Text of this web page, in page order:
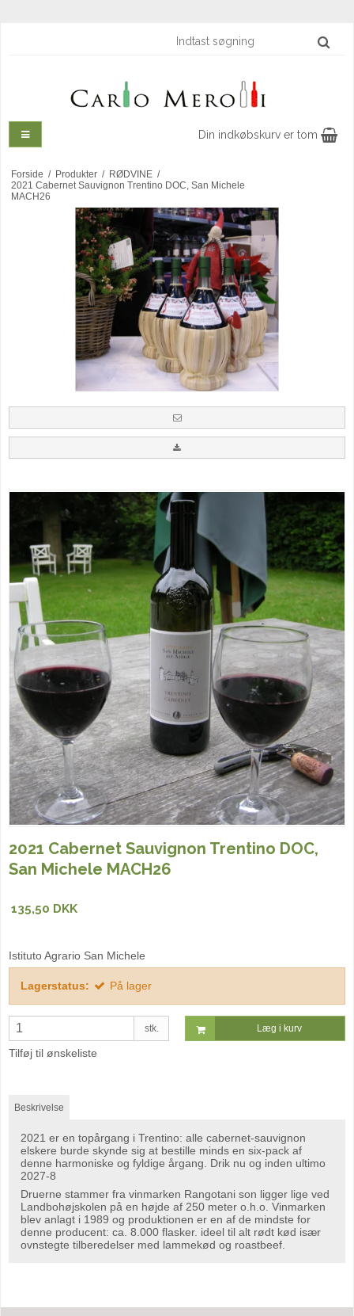
Din indkøbskurv er tom
Forside / Produkter / RØDVINE /
2021 Cabernet Sauvignon Trentino DOC, San Michele
MACH26
2021 Cabernet Sauvignon Trentino DOC,
San Michele MACH26
135,50 DKK
Istituto Agrario San Michele
Lagerstatus: På lager
stk. Læg i kurv
Tilføj til ønskeliste
Beskrivelse
2021 er en topårgang i Trentino: alle cabernet-sauvignon
elskere burde skynde sig at bestille minds en six-pack af
denne harmoniske og fyldige årgang. Drik nu og inden ultimo
2027-8
Druerne stammer fra vinmarken Rangotani son ligger lige ved
Landbohøjskolen på en højde af 250 meter o.h.o. Vinmarken
blev anlagt i 1989 og produktionen er en af de mindste for
denne producent: ca. 8.000 flasker. ideel til alt rødt kød især
ovnstegte tilberedelser med lammekød og roastbeef.